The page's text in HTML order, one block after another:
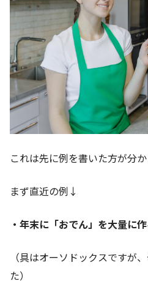
これは先に例を書いた方が分
まず直近の例↓
・年末に「おでん」を大量に
（具はオーソドックスですが
た）